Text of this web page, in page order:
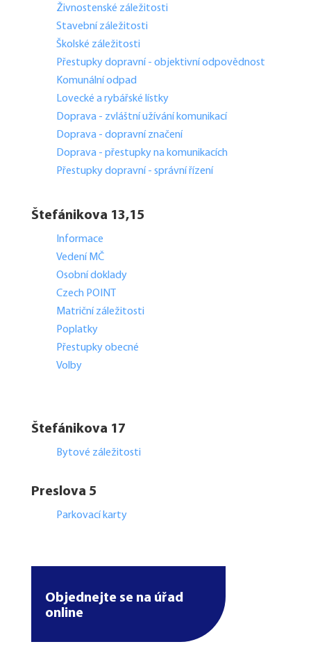
Živnostenské záležitosti
Stavební záležitosti
Školské záležitosti
Přestupky dopravní - objektivní odpovědnost
Komunální odpad
Lovecké a rybářské lístky
Doprava - zvláštní užívání komunikací
Doprava - dopravní značení
Doprava - přestupky na komunikacích
Přestupky dopravní - správní řízení
Štefánikova 13,15
Informace
Vedení MČ
Osobní doklady
Czech POINT
Matriční záležitosti
Poplatky
Přestupky obecné
Volby
Štefánikova 17
Bytové záležitosti
Preslova 5
Parkovací karty
Objednejte se na úřad
online